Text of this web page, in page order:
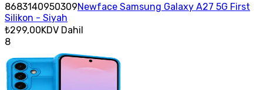
8683140950309Newface Samsung Galaxy A27 5G First
Silikon - Siyah
₺299,00KDV Dahil
8